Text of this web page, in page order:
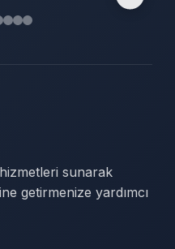
sunarak
getirmenize yardımcı